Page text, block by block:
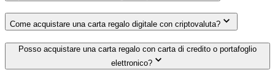
Come acquistare una carta regalo digitale con criptovaluta?
Posso acquistare una carta regalo con carta di credito o portafoglio
elettronico?